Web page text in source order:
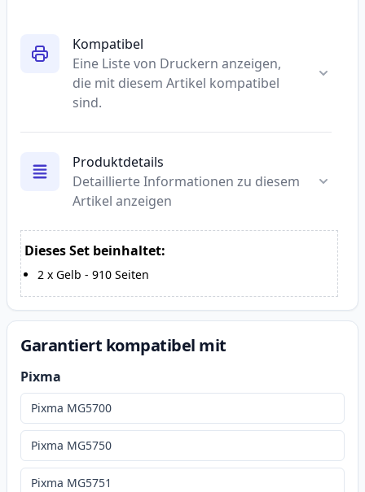
Kompatibel
Eine Liste von Druckern anzeigen,
die mit diesem Artikel kompatibel
sind.
Produktdetails
Detaillierte Informationen zu diesem
Artikel anzeigen
Dieses Set beinhaltet:
2 x Gelb - 910 Seiten
Garantiert kompatibel mit
Pixma
Pixma MG5700
Pixma MG5750
Pixma MG5751